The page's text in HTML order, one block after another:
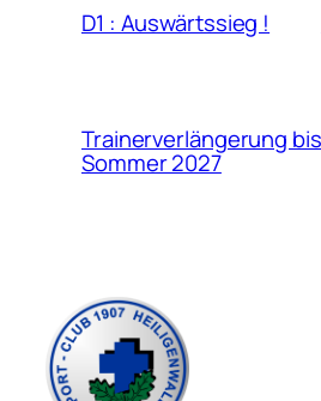
D1 : Auswärtssieg !
Trainerverlängerung bis
Sommer 2027